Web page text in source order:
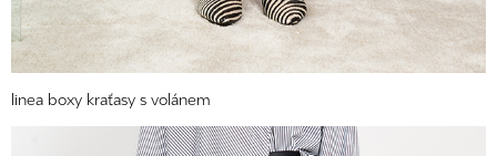
linea boxy kraťasy s volánem